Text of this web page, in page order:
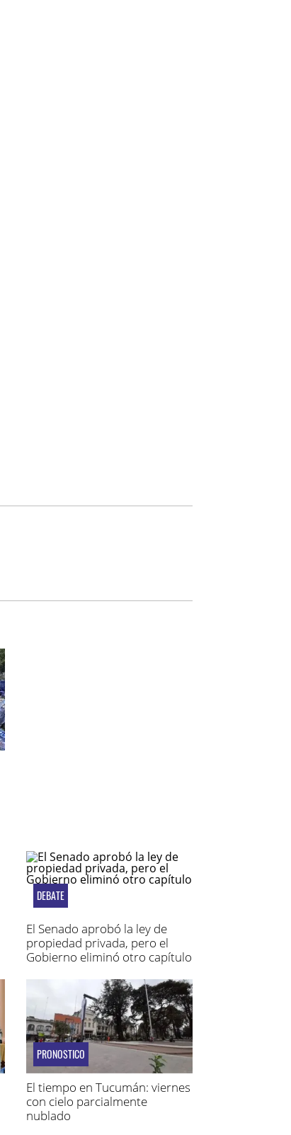
DEBATE
El Senado aprobó la ley de
propiedad privada, pero el
Gobierno eliminó otro capítulo
PRONOSTICO
El tiempo en Tucumán: viernes
con cielo parcialmente
nublado